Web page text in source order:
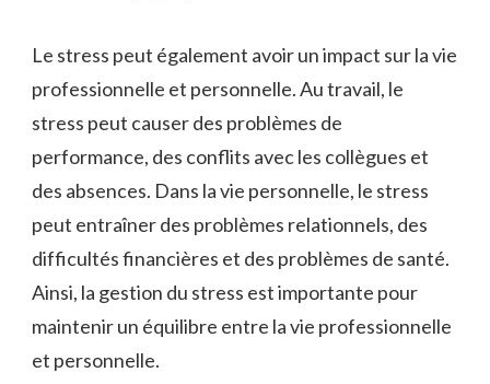
Le stress peut également avoir un impact sur la vie
professionnelle et personnelle. Au travail, le
stress peut causer des problèmes de
performance, des conflits avec les collègues et
des absences. Dans la vie personnelle, le stress
peut entraîner des problèmes relationnels, des
difficultés financières et des problèmes de santé.
Ainsi, la gestion du stress est importante pour
maintenir un équilibre entre la vie professionnelle
et personnelle.